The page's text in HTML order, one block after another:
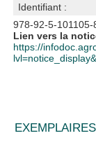
Identifiant :
978-92-5-101105-
Lien vers la
https://